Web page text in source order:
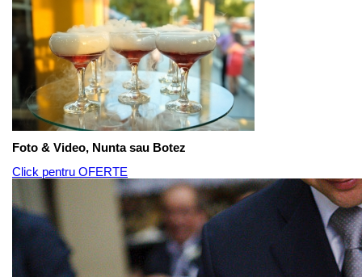
Foto & Video, Nunta sau Botez
Click pentru OFERTE